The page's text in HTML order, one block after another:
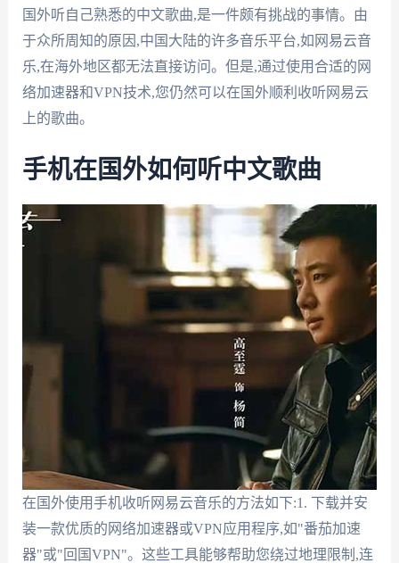
国外听自己熟悉的中文歌曲,是一件颇有挑战的事情。由
于众所周知的原因,中国大陆的许多音乐平台,如网易云音
乐,在海外地区都无法直接访问。但是,通过使用合适的网
络加速器和VPN技术,您仍然可以在国外顺利收听网易云
上的歌曲。
手机在国外如何听中文歌曲
在国外使用手机收听网易云音乐的方法如下:1. 下载并安
装一款优质的网络加速器或VPN应用程序,如"番茄加速
器"或"回国VPN"。这些工具能够帮助您绕过地理限制,连